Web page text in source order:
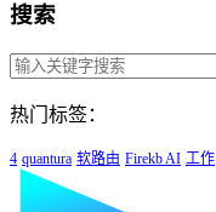
搜索
热门标签：
4 quantura 软路由 Firekb AI 工作